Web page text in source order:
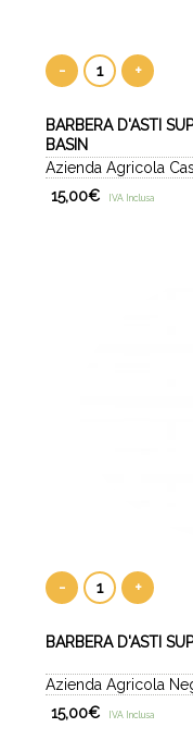
- +
BARBERA D'ASTI
BASIN
Azienda Agricola
15,00€ IVA Inclusa
- +
BARBERA D'ASTI
Azienda Agricola
15,00€ IVA Inclusa